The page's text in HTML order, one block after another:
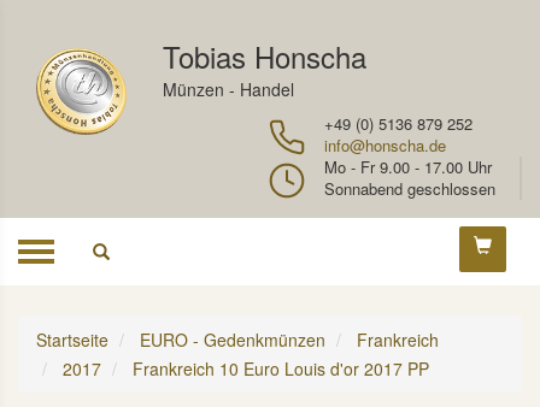
Tobias Honscha
Münzen - Handel
+49 (0) 5136 879 252
info@honscha.de
Mo - Fr 9.00 - 17.00 Uhr
Sonnabend geschlossen
Toggle
Startseite EURO - Gedenkmünzen
Frankreich
2017
Frankreich 10 Euro Louis d'or 2017 PP